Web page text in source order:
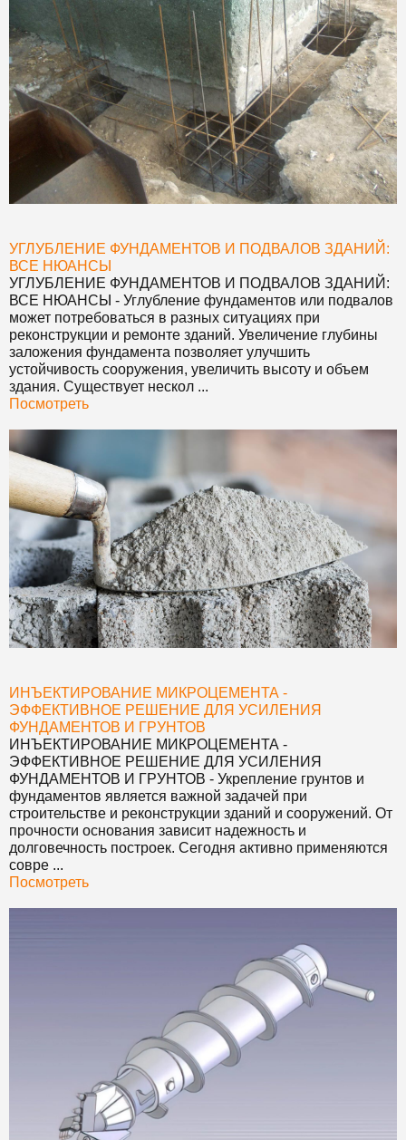
УГЛУБЛЕНИЕ ФУНДАМЕНТОВ И ПОДВАЛОВ ЗДАНИЙ:
ВСЕ НЮАНСЫ
УГЛУБЛЕНИЕ ФУНДАМЕНТОВ И ПОДВАЛОВ ЗДАНИЙ:
ВСЕ НЮАНСЫ - Углубление фундаментов или подвалов
может потребоваться в разных ситуациях при
реконструкции и ремонте зданий. Увеличение глубины
заложения фундамента позволяет улучшить
устойчивость сооружения, увеличить высоту и объем
здания. Существует нескол ...
Посмотреть
ИНЪЕКТИРОВАНИЕ МИКРОЦЕМЕНТА -
ЭФФЕКТИВНОЕ РЕШЕНИЕ ДЛЯ УСИЛЕНИЯ
ФУНДАМЕНТОВ И ГРУНТОВ
ИНЪЕКТИРОВАНИЕ МИКРОЦЕМЕНТА -
ЭФФЕКТИВНОЕ РЕШЕНИЕ ДЛЯ УСИЛЕНИЯ
ФУНДАМЕНТОВ И ГРУНТОВ - Укрепление грунтов и
фундаментов является важной задачей при
строительстве и реконструкции зданий и сооружений. От
прочности основания зависит надежность и
долговечность построек. Сегодня активно применяются
совре ...
Посмотреть